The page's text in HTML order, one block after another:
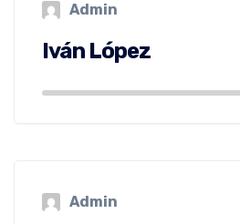
Admin
Iván López
Admin